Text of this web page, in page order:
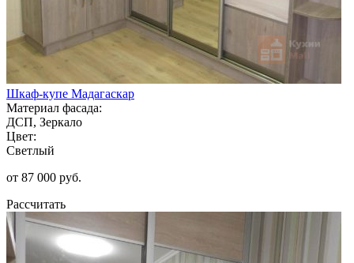
Шкаф-купе Мадагаскар
Материал фасада:
ДСП, Зеркало
Цвет:
Светлый
от 87 000 руб.
Рассчитать